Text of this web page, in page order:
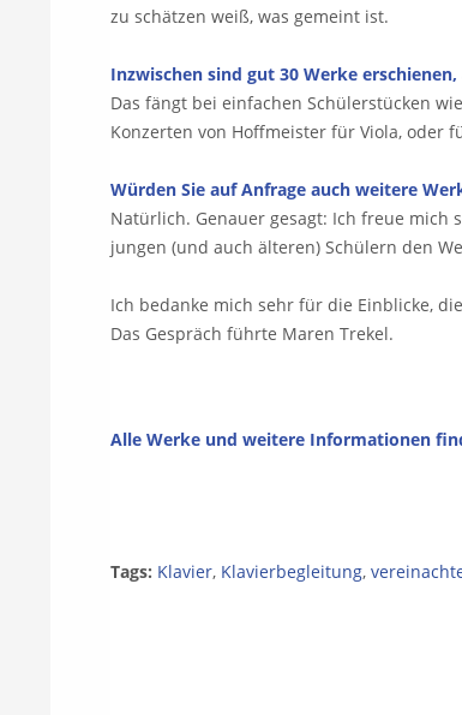
zu schätzen weiß, was gemeint ist.
Inzwischen sind gut 30 Werke
Das fängt bei einfachen Schülerstücken
Konzerten von Hoffmeister für Viola, oder
Würden Sie auf Anfrage auch weitere
Natürlich. Genauer gesagt: Ich freue mich
jungen (und auch älteren) Schülern den
Ich bedanke mich sehr für die Einblicke,
Das Gespräch führte Maren Trekel.
Alle Werke und weitere Informationen
*Aus Gründen der
Tags: Klavier, Klavierbegleitung,